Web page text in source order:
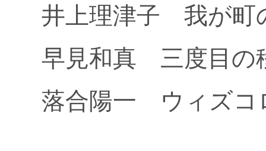
井上理津子 我が町
早見和真 三度目の
落合陽一 ウィズコ